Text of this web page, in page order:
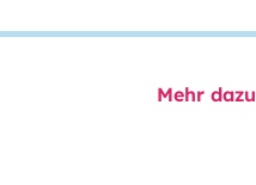
Mehr dazu